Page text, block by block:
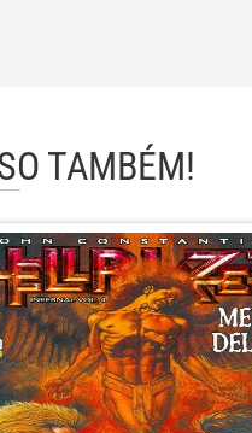
TAMBÉM!